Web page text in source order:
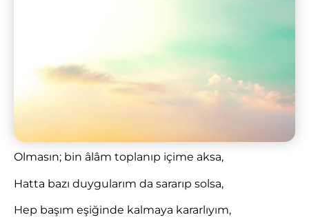
Olmasın; bin âlâm toplanıp içime aksa,
Hatta bazı duygularım da sararıp solsa,
Hep başım eşiğinde kalmaya kararlıyım,